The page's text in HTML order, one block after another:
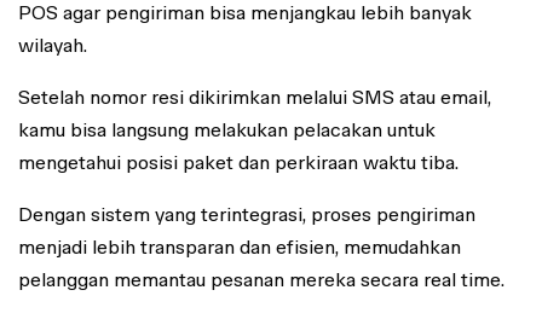
POS agar pengiriman bisa menjangkau lebih banyak
wilayah.
Setelah nomor resi dikirimkan melalui SMS atau email,
kamu bisa langsung melakukan pelacakan untuk
mengetahui posisi paket dan perkiraan waktu tiba.
Dengan sistem yang terintegrasi, proses pengiriman
menjadi lebih transparan dan efisien, memudahkan
pelanggan memantau pesanan mereka secara real time.